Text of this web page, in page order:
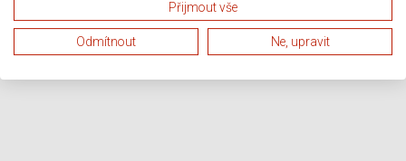
Přijmout vše
Odmítnout Ne, upravit